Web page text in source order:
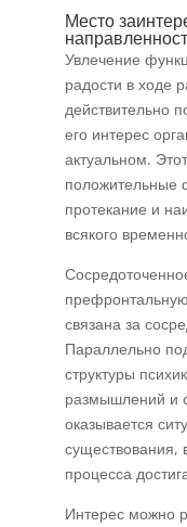
Место
Увлечение
радости в ходе
действительно
его интерес
актуальном.
положительные
протекание и
всякого
связана за
Параллельно
структуры
размышлений и
оказывается
существования,
процесса
Интерес можно